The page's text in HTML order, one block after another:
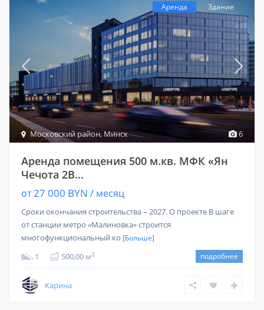
6
Московский район, Минск
Аренда Здание
Аренда помещения 500 м.кв. МФК «Ян
Чечота 2В...
от27 000 BYN / месяц
Сроки окончания строительства – 2027. О проекте В шаге
от станции метро «Малиновка» строится
многофункциональный ко [Больше]
1 500,00 м2 подробнее
Карина